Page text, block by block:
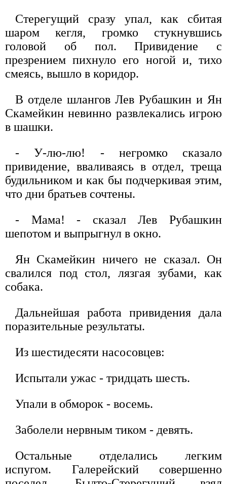
Стерегущий сразу упал, как сбитая
шаром кегля, громко стукнувшись
головой об пол. Привидение с
презрением пихнуло его ногой и, тихо
смеясь, вышло в коридор.
В отделе шлангов Лев Рубашкин и Ян
Скамейкин невинно развлекались игрою
в шашки.
- У-лю-лю! - негромко сказало
привидение, вваливаясь в отдел, треща
будильником и как бы подчеркивая этим,
что дни братьев сочтены.
- Мама! - сказал Лев Рубашкин
шепотом и выпрыгнул в окно.
Ян Скамейкин ничего не сказал. Он
свалился под стол, лязгая зубами, как
собака.
Дальнейшая работа привидения дала
поразительные результаты.
Из шестидесяти насосовцев:
Испытали ужас - тридцать шесть.
Упали в обморок - восемь.
Заболели нервным тиком - девять.
Остальные отделались легким
испугом. Галерейский совершенно